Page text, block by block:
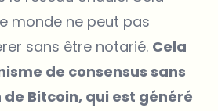
monde ne peut pas
sans être notarié. Cela
de consensus sans
Bitcoin, qui est généré